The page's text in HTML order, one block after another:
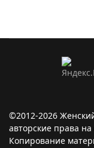
©2012-2026
авторские права
Копирование